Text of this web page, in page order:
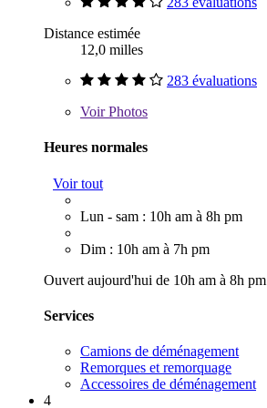
Distance estimée
12,0 milles
283 évaluations
VoirPhotos
Heures normales
Voir tout
Lun - sam : 10h am à 8h pm
Dim : 10h am à 7h pm
Ouvert aujourd'hui de 10h am à 8h pm
Services
Camions de déménagement
Remorques et remorquage
Accessoires de déménagement
4